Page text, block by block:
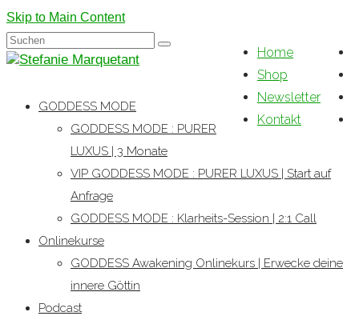
Skip to Main Content
Home
Shop
Newsletter
Kontakt
Suchen
nach:
GODDESS MODE
GODDESS MODE : PURER
LUXUS | 3 Monate
VIP GODDESS MODE : PURER LUXUS | Start auf
Anfrage
GODDESS MODE : Klarheits-Session | 2:1 Call
Onlinekurse
GODDESS Awakening Onlinekurs | Erwecke deine
innere Göttin
Podcast